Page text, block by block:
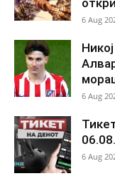
6 Aug
6 Aug
6 Aug